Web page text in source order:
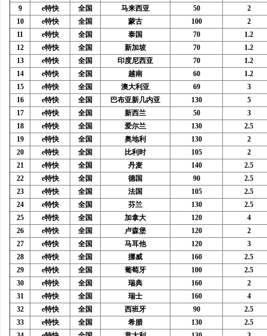
9
e特快 全国 马来西亚 50
2
10
e特快 全国 蒙古 100
2
11
e特快 全国 泰国 70
1.2
12
e特快 全国 新加坡 70
1.2
13
e特快 全国 印度尼西亚 70
1.2
14
e特快 全国 越南 60
1.2
15
e特快 全国 澳大利亚 69
3
16
e特快 全国 巴布亚新几内亚 130
5
17
e特快 全国 新西兰 50
3
18
e特快 全国 爱尔兰 130
2.5
19
e特快 全国 奥地利 130
2
20
e特快 全国 比利时 105
2
21
e特快 全国 丹麦 140
2.5
22
e特快 全国 德国 90
2.5
23
e特快 全国 法国 105
2.5
24
e特快 全国 芬兰 130
2.5
25
e特快 全国 加拿大 120
4
26
e特快 全国 卢森堡 120
2
27
e特快 全国 马耳他 120
3
28
e特快 全国 挪威 160
2.5
29
e特快 全国 葡萄牙 100
2.5
30
e特快 全国 瑞典 160
2
31
e特快 全国 瑞士 160
4
32
e特快 全国 西班牙 90
2.5
33
e特快 全国 希腊 130
2.5